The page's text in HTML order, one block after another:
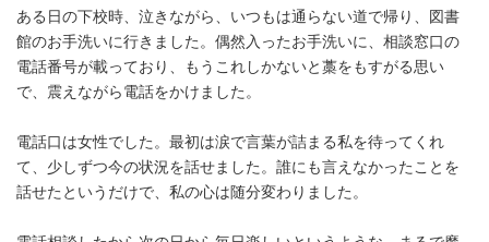
ある日の下校時、泣きながら、いつもは通らない道で帰り、図書
館のお手洗いに行きました。偶然入ったお手洗いに、相談窓口の
電話番号が載っており、もうこれしかないと藁をもすがる思い
で、震えながら電話をかけました。
電話口は女性でした。最初は涙で言葉が詰まる私を待ってくれ
て、少しずつ今の状況を話せました。誰にも言えなかったことを
話せたというだけで、私の心は随分変わりました。